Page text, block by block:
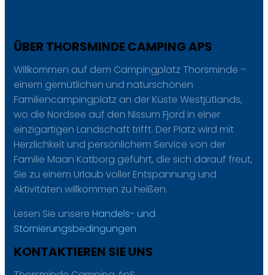
ÜBER THORSMINDE CAMPING APS
Willkommen auf dem Campingplatz Thorsminde –
einem gemütlichen und naturschönen
Familiencampingplatz an der Küste Westjütlands,
wo die Nordsee auf den Nissum Fjord in einer
einzigartigen Landschaft trifft. Der Platz wird mit
Herzlichkeit und persönlichem Service von der
Familie Maan Katborg geführt, die sich darauf freut,
Sie zu einem Urlaub voller Entspannung und
Aktivitäten willkommen zu heißen.
Lesen Sie unsere Handels- und
Stornierungsbedingungen
KONTAKTIEREN SIE UNS